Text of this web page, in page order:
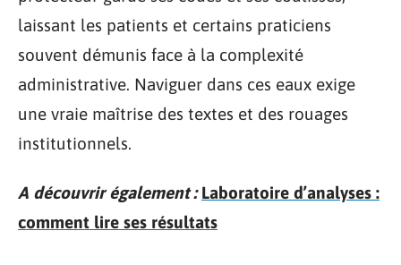
laissant les patients et certains praticiens
souvent démunis face à la complexité
administrative. Naviguer dans ces eaux exige
une vraie maîtrise des textes et des rouages
institutionnels.
A découvrir également : Laboratoire d’analyses :
comment lire ses résultats